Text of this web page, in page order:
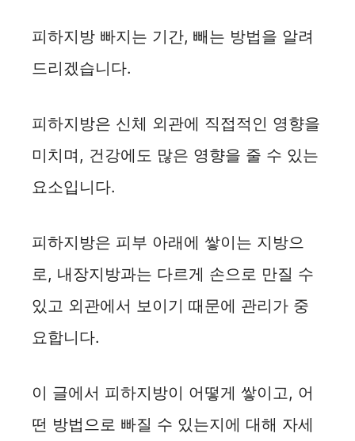
피하지방 빠지는 기간, 빼는 방법을 알려
드리겠습니다.
피하지방은 신체 외관에 직접적인 영향을
미치며, 건강에도 많은 영향을 줄 수 있는
요소입니다.
피하지방은 피부 아래에 쌓이는 지방으
로, 내장지방과는 다르게 손으로 만질 수
있고 외관에서 보이기 때문에 관리가 중
요합니다.
이 글에서 피하지방이 어떻게 쌓이고, 어
떤 방법으로 빠질 수 있는지에 대해 자세